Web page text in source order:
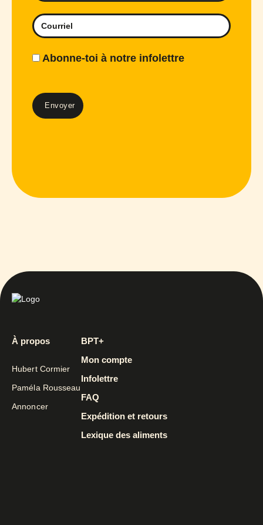
Abonne-toi à notre infolettre
À propos
Hubert Cormier
Paméla Rousseau
Annoncer
BPT+
Mon compte
Infolettre
FAQ
Expédition et retours
Lexique des aliments